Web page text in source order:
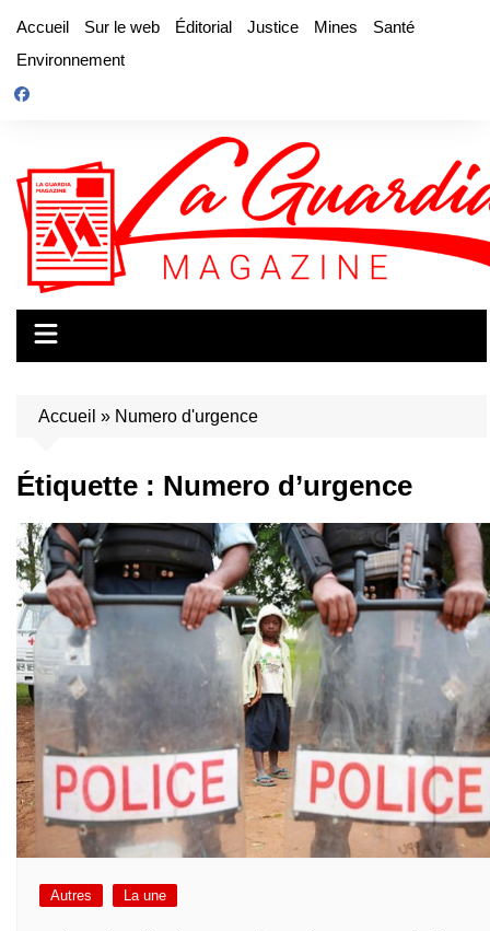
contenu
Accueil Sur le web Éditorial Justice Mines
Santé
Environnement
Accueil » Numero d'urgence
Étiquette : Numero d’urgence
Autres La une